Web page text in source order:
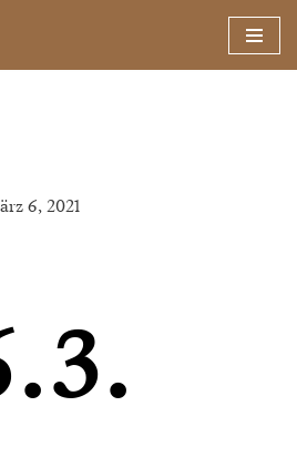
6, 2021